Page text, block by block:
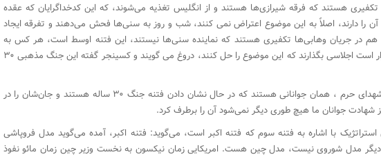
هستند که فرقه شیرازی‌ها هستند و از انگلیس تغذیه می‌شوند، که این کدخداگرایان که عقده
را دارند، اصلاً به این موضوع اعتراض نمی کنند، شب و روز به سنی‌ها فحش می‌دهند و تفرقه ایجاد
هم در جریان وهابی‌ها تکفیری هستند که نماینده سنی‌ها نیستند، این فتنه اوسط است، هر کس به
شما گفت، که قرار است اجلاسی بگذارند که این موضوع را حل کنند، دروغ می گویند و کسینجر گفته این جنگ مذهبی ۳۰
وی تصریح کرد: شهدای حرم ، همان جوانانی هستند که در حال نشان دادن فتنه جنگ ۳۰ ساله هستند و جان‌شان را در
شهادت جوانان ما هیچ طوری دیگر نمی‌شود آن را برطرف کرد.
با اشاره به فتنه سوم که فتنه اکبر است، می‌گوید: فتنه اکبر، آمده می‌گوید مدل فروپاشی
مدل شوروی نیست، مدل چین هست. امریکایی زمان نیکسون به نخست وزیر چین زمان مائو نفوذ